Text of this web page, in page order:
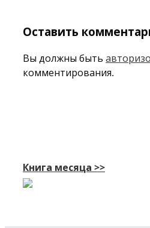
Оставить
Вы должны быть
комментирования.
Книга месяца >>